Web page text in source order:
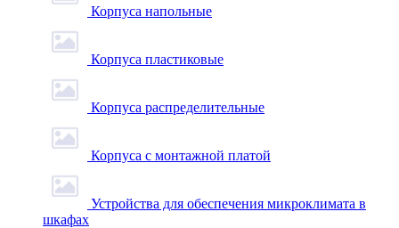
Корпуса напольные
Корпуса пластиковые
Корпуса распределительные
Корпуса с монтажной платой
Устройства для обеспечения микроклимата в
шкафах